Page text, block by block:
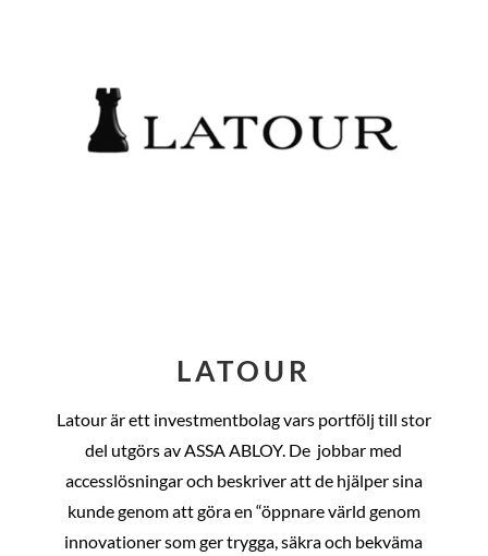
LATOUR
Latour är ett investmentbolag vars portfölj till stor
del utgörs av ASSA ABLOY. De jobbar med
accesslösningar och beskriver att de hjälper sina
kunde genom att göra en “öppnare värld genom
innovationer som ger trygga, säkra och bekväma